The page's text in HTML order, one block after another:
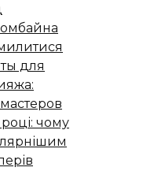
для
чому